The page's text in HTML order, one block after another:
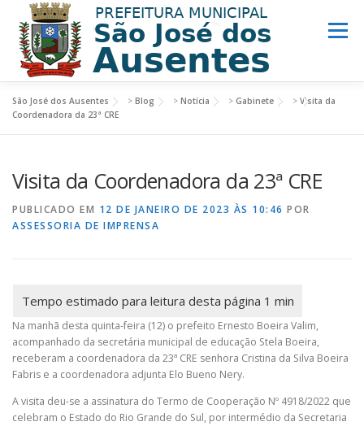
Menu
MUNICÍPIO PREFEITURA
NOTÍCIAS ACESSO INFORMAÇÃO LINKS ÚTEIS
São José dos Ausentes > Blog > Notícia > Gabinete > Visita da
Coordenadora da 23ª CRE
Visita da Coordenadora da 23ª CRE
PUBLICADO EM 12 DE JANEIRO DE 2023 ÀS 10:46 POR
ASSESSORIA DE IMPRENSA
Na manhã desta quinta-feira (12) o prefeito Ernesto Boeira Valim,
acompanhado da secretária municipal de educação Stela Boeira,
receberam a coordenadora da 23ª CRE senhora Cristina da Silva Boeira
Fabris e a coordenadora adjunta Elo Bueno Nery.
A visita deu-se a assinatura do Termo de Cooperação Nº 4918/2022 que
celebram o Estado do Rio Grande do Sul, por intermédio da Secretaria